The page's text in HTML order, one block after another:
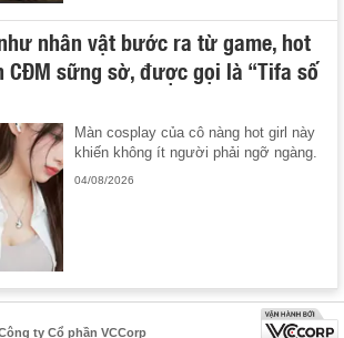
nhân vật bước ra từ game, hot
sững sờ, được gọi là “Tifa số
Màn cosplay của cô nàng hot girl này
khiến không ít người phải ngỡ ngàng.
04/08/2026
ty Cổ phần VCCorp